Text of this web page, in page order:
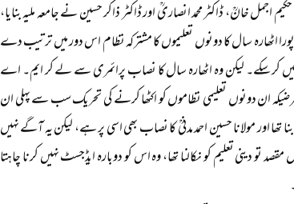
اجمل خانؒ، ڈاکٹر محمد انصاریؒ اور ڈاکٹر ذاکر حسین نے جامعہ ملیہ بنایا،
پورا اٹھارہ سال کا دونوں تعلیموں کا مشترکہ نظام اس دور میں ترتیب دے
نہیں کر سکے۔ لیکن وہ اٹھارہ سال کا نصاب پرائمری سے لے کر ایم۔ اے
ان دونوں تعلیمی نظاموں کو اکٹھا کرنے کی تحریک سب سے پہلی ان
تھا اور مولانا حسین احمد مدنیؒ کا نصاب بھی اسی پر ہے، لیکن یہ آگے نہیں
دینی تعلیم کو نکالنا تھا، وہ اس کو دوبارہ ایڈجسٹ نہیں کرنا چاہتا